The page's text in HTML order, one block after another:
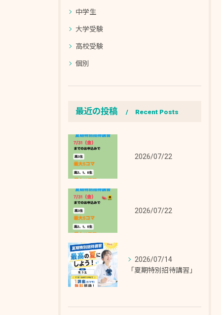
中学生
大学受験
高校受験
個別
最近の投稿 Recent Posts
2026/07/22
2026/07/22
2026/07/14
「夏期特別招待講習」